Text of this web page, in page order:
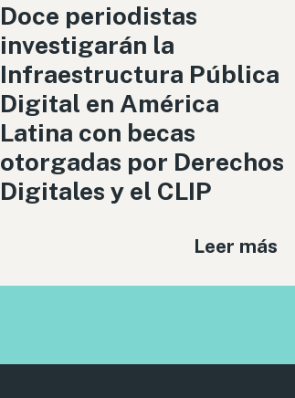
Doce periodistas
investigarán la
Infraestructura Pública
Digital en América
Latina con becas
otorgadas por Derechos
Digitales y el CLIP
Leer más